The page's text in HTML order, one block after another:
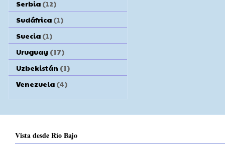
Serbia (12)
Sudáfrica (1)
Suecia (1)
Uruguay (17)
Uzbekistán (1)
Venezuela (4)
Vista desde Río Bajo